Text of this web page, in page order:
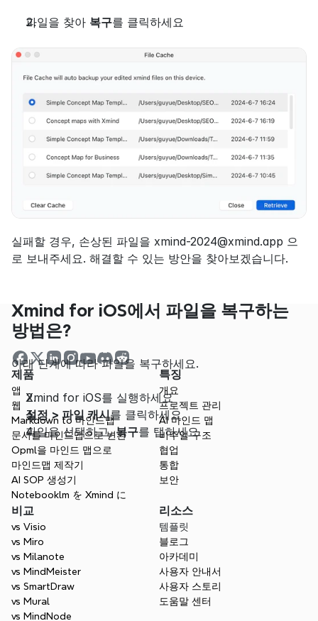
파일을 찾아 복구를 클릭하세요
실패할 경우, 손상된 파일을 xmind-2024@xmind.app 으
로 보내주세요. 해결할 수 있는 방안을 찾아보겠습니다.
Xmind for iOS에서 파일을 복구하는
방법은?
아래 단계에 따라 파일을 복구하세요.
Xmind for iOS를 실행하세요
설정 > 파일 캐시를 클릭하세요
파일을 선택하고, 복구를 탭하세요
제품
앱
웹
Markdown to 마인드맵
문서를 마인드맵으로 변환
Opml을 마인드 맵으로
마인드맵 제작기
AI SOP 생성기
Notebooklm を Xmind に
특징
개요
프로젝트 관리
AI 마인드 맵
비주얼 구조
협업
통합
보안
비교
vs Visio
vs Miro
vs Milanote
vs MindMeister
vs SmartDraw
vs Mural
vs MindNode
리소스
템플릿
블로그
아카데미
사용자 안내서
사용자 스토리
도움말 센터